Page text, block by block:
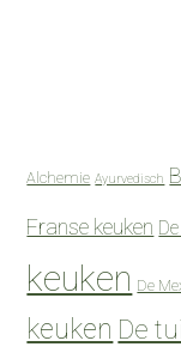
Alchemie Ayurvedisch
Franse keuken
keuken De
keuken De